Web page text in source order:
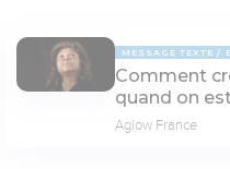
MESSAGE TEXTE
Comment
quand on
Aglow France